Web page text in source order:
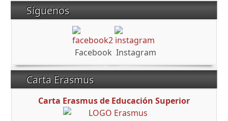
Síguenos
Facebook Instagram
Carta Erasmus
Carta Erasmus de Educación Superior